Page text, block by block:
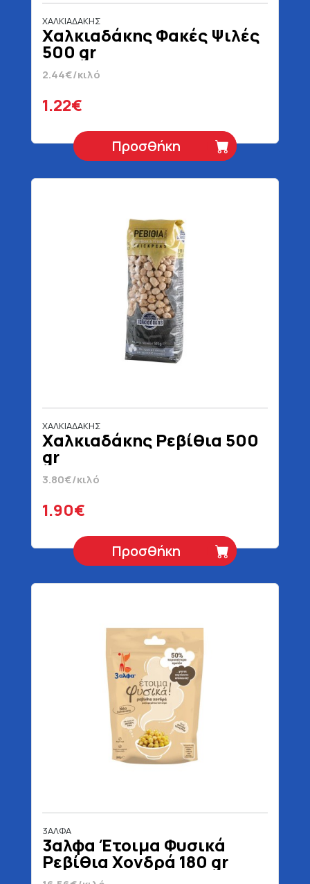
ΧΑΛΚΙΑΔΑΚΗΣ
Χαλκιαδάκης Φακές Ψιλές
500 gr
2.44€/κιλό
1.22€
Προσθήκη
ΧΑΛΚΙΑΔΑΚΗΣ
Χαλκιαδάκης Ρεβίθια 500
gr
3.80€/κιλό
1.90€
Προσθήκη
3ΑΛΦΑ
3αλφα Έτοιμα Φυσικά
Ρεβίθια Χονδρά 180 gr